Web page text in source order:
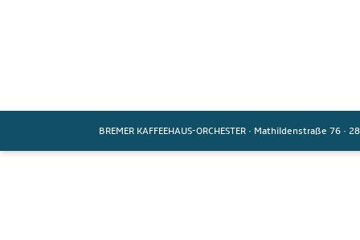
BREMER KAFFEEHAUS-ORCHESTER · Mathildenstraße 76 ·